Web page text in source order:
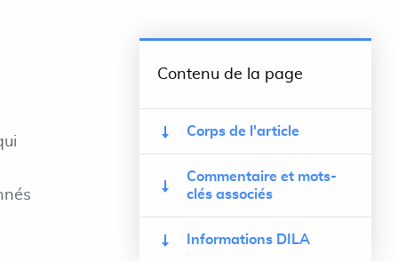
Contenu de la page
Corps de l'article
Commentaire et mots-
clés associés
Informations DILA